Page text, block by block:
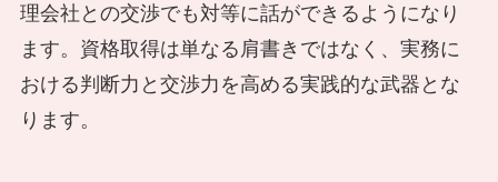
理会社との交渉でも対等に話ができるようになり
ます。資格取得は単なる肩書きではなく、実務に
おける判断力と交渉力を高める実践的な武器とな
ります。